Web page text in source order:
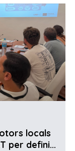
locals
per defini...